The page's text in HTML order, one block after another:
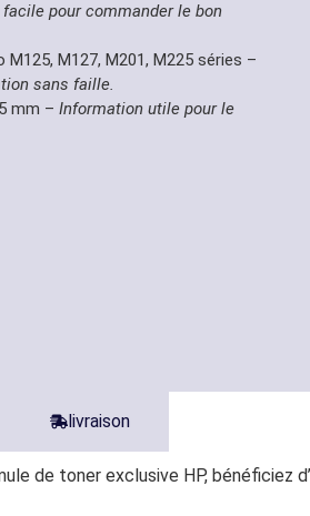
pour commander le bon
M127, M201, M225 séries –
sans faille.
mm – Information utile pour le
livraison
de toner exclusive HP,